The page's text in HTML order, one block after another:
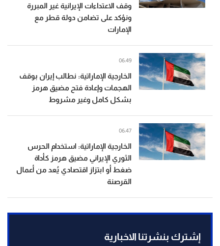
وقف الاعتداءات الإيرانية غير المبررة
ونؤكد على تضامن دولة قطر مع
الإمارات
الخارجية الإماراتية: نطالب إيران بوقف
الهجمات وإعادة فتح مضيق هرمز
بشكل كامل وغير مشروط
06:49
الخارجية الإماراتية: استخدام الحرس
الثوري الإيراني مضيق هرمز كأداة
ضغط أو ابتزاز اقتصادي يُعد من أعمال
القرصنة
06:47
إشترك بنشرتنا الاخبارية